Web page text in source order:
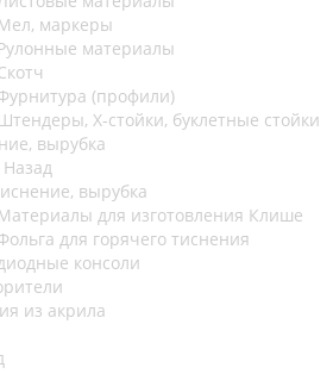
маркеры
материалы
(профили)
Х-стойки, буклетные стойки
вырубка
Назад
вырубка
для изготовления Клише
для горячего тиснения
консоли
из акрила